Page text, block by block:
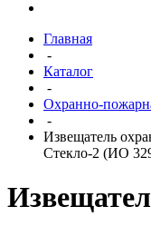
Главная
-
Каталог
-
Охранно-
-
Извещатель
Стекло-2 (ИО